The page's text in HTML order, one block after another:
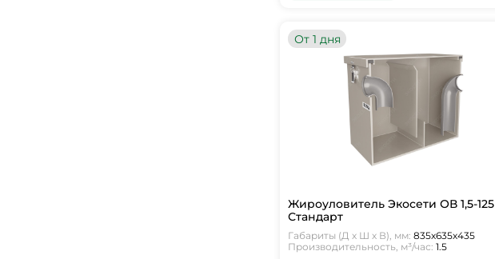
От 1 дня
Жироуловитель Экосети ОВ 1,5-125
Стандарт
Габариты (Д х Ш х В), мм: 835х635х435
Производительность, м³/час: 1.5